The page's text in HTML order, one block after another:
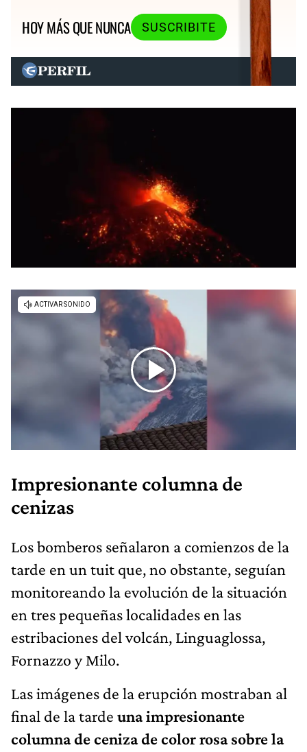
HOY MÁS QUE NUNCA
SUSCRIBITE
Impresionante columna de
cenizas
Los bomberos señalaron a comienzos de la
tarde en un tuit que, no obstante, seguían
monitoreando la evolución de la situación
en tres pequeñas localidades en las
estribaciones del volcán, Linguaglossa,
Fornazzo y Milo.
Las imágenes de la erupción mostraban al
final de la tarde una impresionante
columna de ceniza de color rosa sobre la